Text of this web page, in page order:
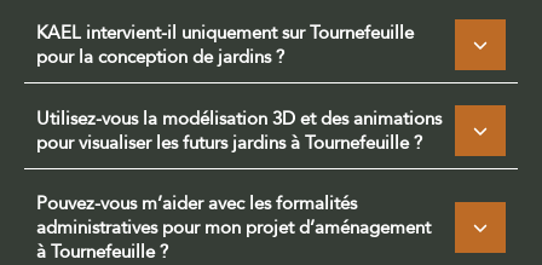
KAEL intervient-il uniquement sur Tournefeuille
pour la conception de jardins ?
Utilisez-vous la modélisation 3D et des animations
pour visualiser les futurs jardins à Tournefeuille ?
Pouvez-vous m’aider avec les formalités
administratives pour mon projet d’aménagement
à Tournefeuille ?